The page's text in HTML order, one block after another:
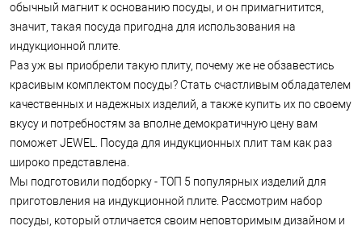
обычный магнит к основанию посуды, и он примагнитится,
значит, такая посуда пригодна для использования на
индукционной плите.
Раз уж вы приобрели такую плиту, почему же не обзавестись
красивым комплектом посуды? Стать счастливым обладателем
качественных и надежных изделий, а также купить их по своему
вкусу и потребностям за вполне демократичную цену вам
поможет JEWEL. Посуда для индукционных плит там как раз
широко представлена.
Мы подготовили подборку - ТОП 5 популярных изделий для
приготовления на индукционной плите. Рассмотрим набор
посуды, который отличается своим неповторимым дизайном и